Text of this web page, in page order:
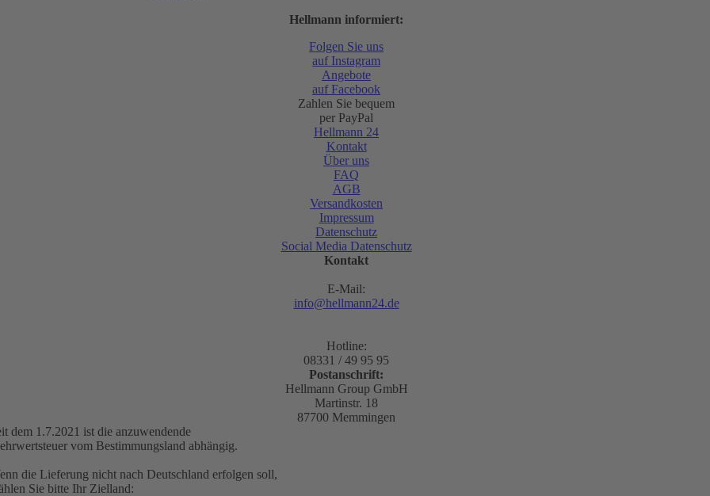
Hellmann informiert:
Folgen Sie uns
auf Instagram
Angebote
auf Facebook
Zahlen Sie bequem
per PayPal
Hellmann 24
Kontakt
Über uns
FAQ
AGB
Versandkosten
Impressum
Datenschutz
Social Media Datenschutz
Kontakt
E-Mail:
info@hellmann24.de
Hotline:
08331 / 49 95 95
Postanschrift:
Hellmann Group GmbH
Martinstr. 18
87700 Memmingen
dem 1.7.2021 ist die anzuwendende
vom Bestimmungsland abhängig.
die Lieferung nicht nach Deutschland erfolgen soll,
Sie bitte Ihr Zielland: